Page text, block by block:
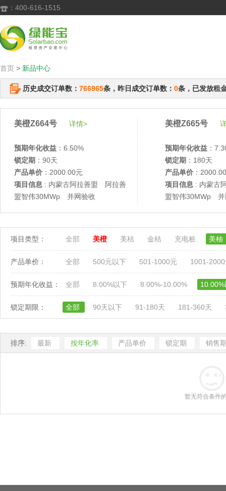
 ：400-616-1515
首页 > 新品中心
历史成交订单数： 766965条，昨日成交订单数： 0条，已发放租
美橙Z664号 详情>
预期年化收益 ：6.50%
锁定期 ：90天
产品单价 ：2000.00元
项目信息 : 内蒙古阿拉善盟 阿拉善
盟智伟30MWp 并网验收
美橙Z665号
预期年化收益 ：
锁定期 ：180天
产品单价 ：
项目信息 : 内蒙古
盟智伟30MWp 并
项目类型： 全部 美橙 美桔 金桔 充电桩 美柚
产品单价： 全部 500元以下 501-1000元 1001-
预期年化收益： 全部 8.00%以下 8.00%-10.00%
锁定期限： 全部 90天以下 91-180天 181-360天
排序: 最新 按年化率 产品单价 锁定期 销售
暂无符合条件